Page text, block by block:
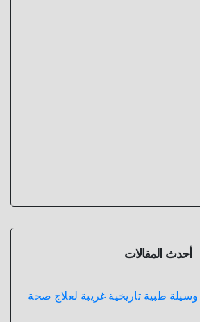
أحدث المقالات
وسيلة طبية تاريخية غريبة لعلاج صحة